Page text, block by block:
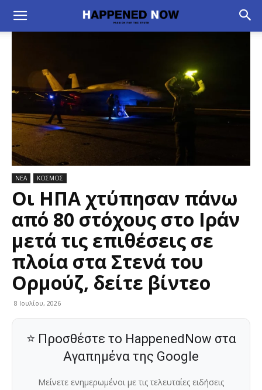
ΝΕΑ ΚΟΣΜΟΣ
Οι ΗΠΑ χτύπησαν πάνω
από 80 στόχους στο Ιράν
μετά τις επιθέσεις σε
πλοία στα Στενά του
Ορμούζ, δείτε βίντεο
8 Ιουλίου, 2026
⭐ Προσθέστε το HappenedNow στα
Αγαπημένα της Google
Μείνετε ενημερωμένοι με τις τελευταίες ειδήσεις